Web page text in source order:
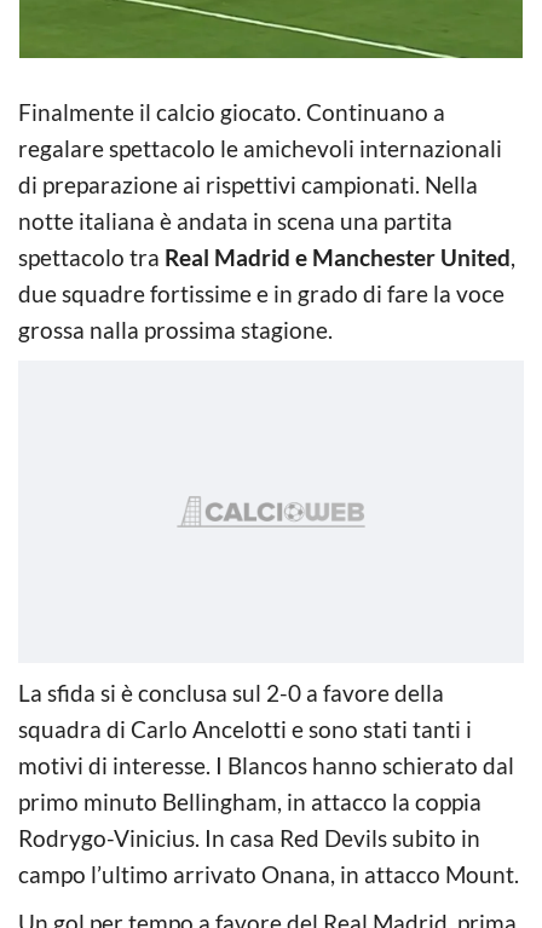
Finalmente il calcio giocato. Continuano a
regalare spettacolo le amichevoli internazionali
di preparazione ai rispettivi campionati. Nella
notte italiana è andata in scena una partita
spettacolo tra Real Madrid e Manchester United,
due squadre fortissime e in grado di fare la voce
grossa nalla prossima stagione.
La sfida si è conclusa sul 2-0 a favore della
squadra di Carlo Ancelotti e sono stati tanti i
motivi di interesse. I Blancos hanno schierato dal
primo minuto Bellingham, in attacco la coppia
Rodrygo-Vinicius. In casa Red Devils subito in
campo l’ultimo arrivato Onana, in attacco Mount.
Un gol per tempo a favore del Real Madrid, prima